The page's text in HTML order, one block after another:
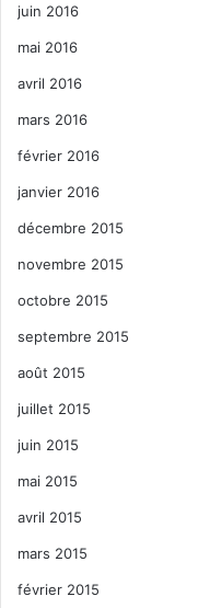
juin 2016
mai 2016
avril 2016
mars 2016
février 2016
janvier 2016
décembre 2015
novembre 2015
octobre 2015
septembre 2015
août 2015
juillet 2015
juin 2015
mai 2015
avril 2015
mars 2015
février 2015